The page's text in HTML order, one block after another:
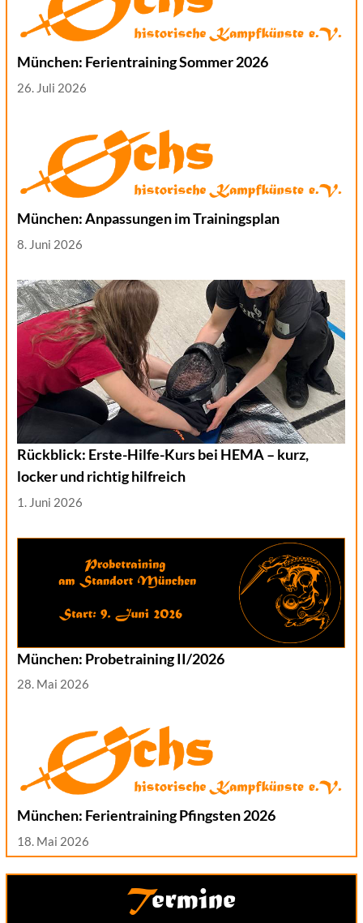
München: Ferientraining Sommer 2026
26. Juli 2026
München: Anpassungen im Trainingsplan
8. Juni 2026
Rückblick: Erste-Hilfe-Kurs bei HEMA – kurz,
locker und richtig hilfreich
1. Juni 2026
München: Probetraining II/2026
28. Mai 2026
München: Ferientraining Pfingsten 2026
18. Mai 2026
Termine